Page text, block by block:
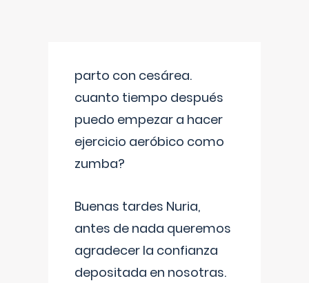
parto con cesárea.
cuanto tiempo después
puedo empezar a hacer
ejercicio aeróbico como
zumba?
Buenas tardes Nuria,
antes de nada queremos
agradecer la confianza
depositada en nosotras.